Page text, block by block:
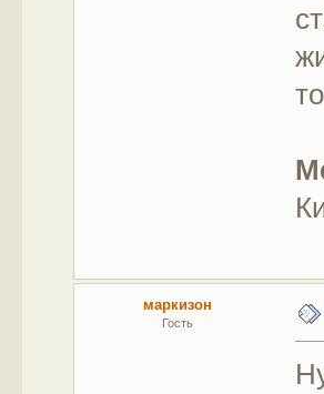
маркизон
Гость